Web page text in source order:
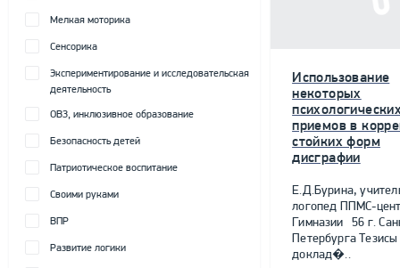
Мелкая моторика
Сенсорика
Экспериментирование и исследовательская
деятельность
ОВЗ, инклюзивное образование
Безопасность детей
Патриотическое воспитание
Своими руками
ВПР
Развитие логики
Использование
некоторых
приемов в
стойких форм
дисграфии
Е.Д.Бурина,
логопед ППМС-
Гимназии 56 г.
Петербурга Тезисы
доклад�..